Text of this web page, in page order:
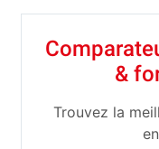
&
Trouvez la